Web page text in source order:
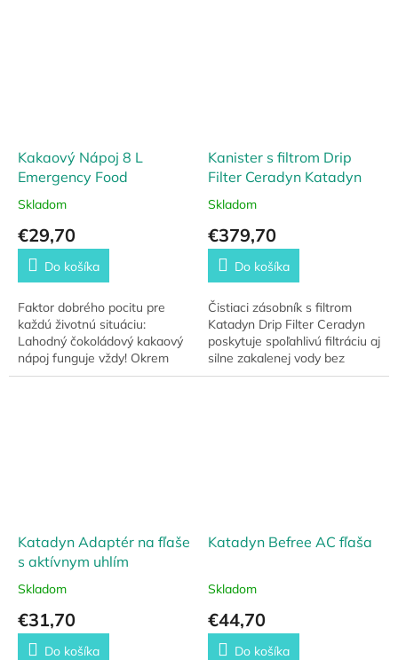
Kakaový Nápoj 8 L
Emergency Food
Skladom
€29,70
Do košíka
Faktor dobrého pocitu pre
každú životnú situáciu:
Lahodný čokoládový kakaový
nápoj funguje vždy! Okrem
toho horúce kakao môže byť
Kanister s filtrom Drip
Filter Ceradyn Katadyn
Skladom
€379,70
Do košíka
Čistiaci zásobník s filtrom
Katadyn Drip Filter Ceradyn
poskytuje spoľahlivú filtráciu aj
silne zakalenej vody bez
elektriny či pumpovania. S
Katadyn Adaptér na fľaše
s aktívnym uhlím
Skladom
€31,70
Do košíka
Katadyn Befree AC fľaša
Skladom
€44,70
Do košíka